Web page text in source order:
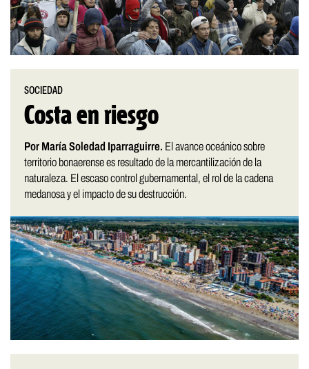
SOCIEDAD
Costa en riesgo
Por María Soledad Iparraguirre. El avance oceánico sobre
territorio bonaerense es resultado de la mercantilización de la
naturaleza. El escaso control gubernamental, el rol de la cadena
medanosa y el impacto de su destrucción.